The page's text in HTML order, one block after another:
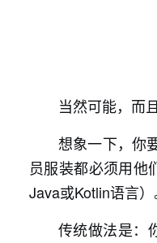
当然可能，而
想象一下，你
员服装都必须用他
Java或Kotlin语言）
传统做法是：